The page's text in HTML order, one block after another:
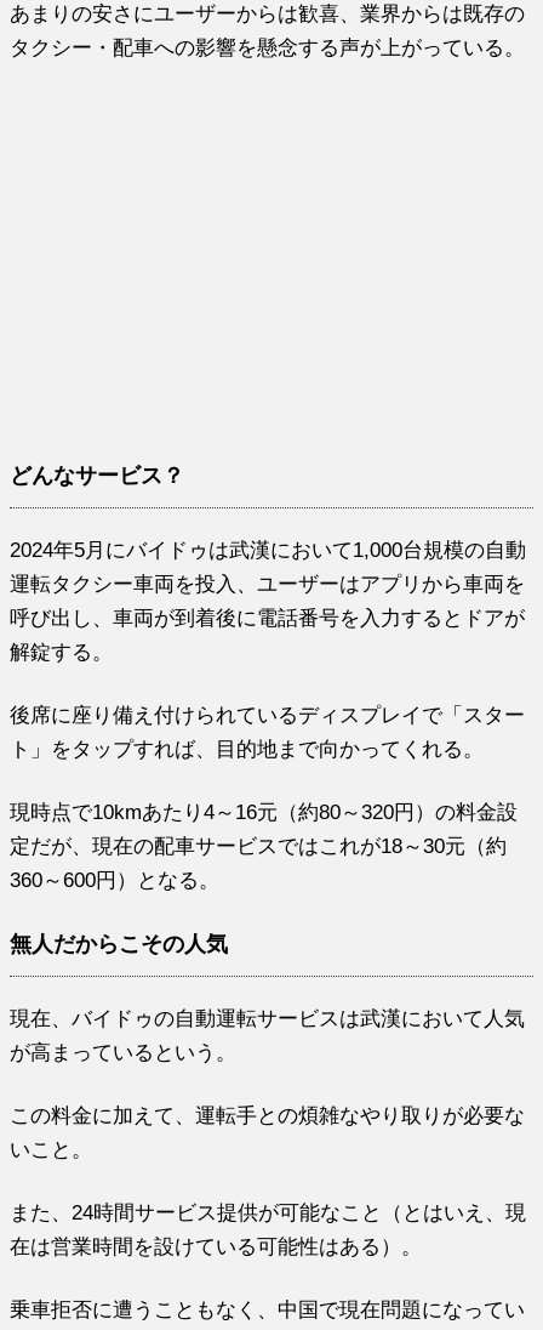
あまりの安さにユーザーからは歓喜、業界からは既存の
タクシー・配車への影響を懸念する声が上がっている。
どんなサービス？
2024年5月にバイドゥは武漢において1,000台規模の自動
運転タクシー車両を投入、ユーザーはアプリから車両を
呼び出し、車両が到着後に電話番号を入力するとドアが
解錠する。
後席に座り備え付けられているディスプレイで「スター
ト」をタップすれば、目的地まで向かってくれる。
現時点で10kmあたり4～16元（約80～320円）の料金設
定だが、現在の配車サービスではこれが18～30元（約
360～600円）となる。
無人だからこその人気
現在、バイドゥの自動運転サービスは武漢において人気
が高まっているという。
この料金に加えて、運転手との煩雑なやり取りが必要な
いこと。
また、24時間サービス提供が可能なこと（とはいえ、現
在は営業時間を設けている可能性はある）。
乗車拒否に遭うこともなく、中国で現在問題になってい